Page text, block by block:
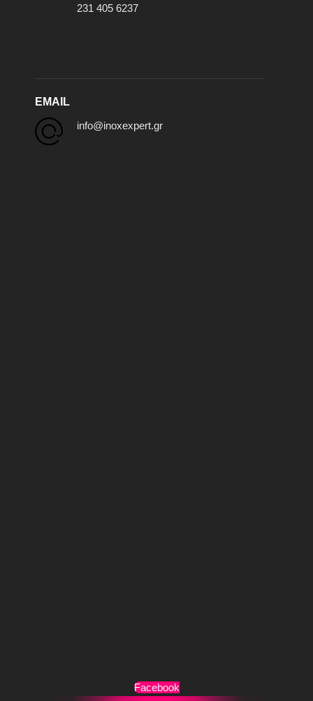
231 405 6237
EMAIL
info@inoxexpert.gr
Facebook